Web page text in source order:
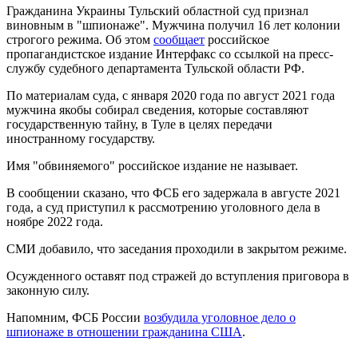
Гражданина Украины Тульский областной суд признал
виновным в "шпионаже". Мужчина получил 16 лет колонии
строгого режима. Об этом сообщает российское
пропагандистское издание Интерфакс со ссылкой на пресс-
службу судебного департамента Тульской области РФ.
По материалам суда, с января 2020 года по август 2021 года
мужчина якобы собирал сведения, которые составляют
государственную тайну, в Туле в целях передачи
иностранному государству.
Имя "обвиняемого" российское издание не называет.
В сообщении сказано, что ФСБ его задержала в августе 2021
года, а суд приступил к рассмотрению уголовного дела в
ноябре 2022 года.
СМИ добавило, что заседания проходили в закрытом режиме.
Осужденного оставят под стражей до вступления приговора в
законную силу.
Напомним, ФСБ России возбудила уголовное дело о
шпионаже в отношении гражданина США.